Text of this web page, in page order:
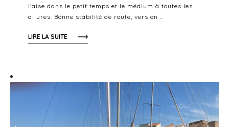
l’aise dans le petit temps et le médium à toutes les
allures. Bonne stabilité de route, version …
LIRE LA SUITE